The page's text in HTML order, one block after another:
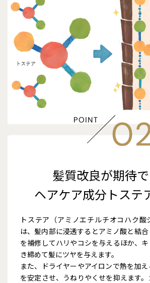
髪質改良が期待
ヘアケア成分トステ
トステア（アミノエチルチオコハク酸
は、髪内部に浸透するとアミノ酸と結
を補修してハリやコシを与えるほか、
き締めて髪にツヤを与えます。
また、ドライヤーやアイロンで熱を加
を安定させ、うねりやくせを抑えます